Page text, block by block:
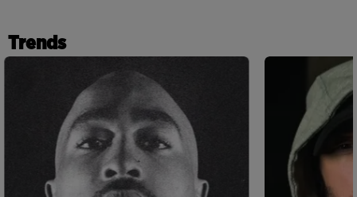
Trends